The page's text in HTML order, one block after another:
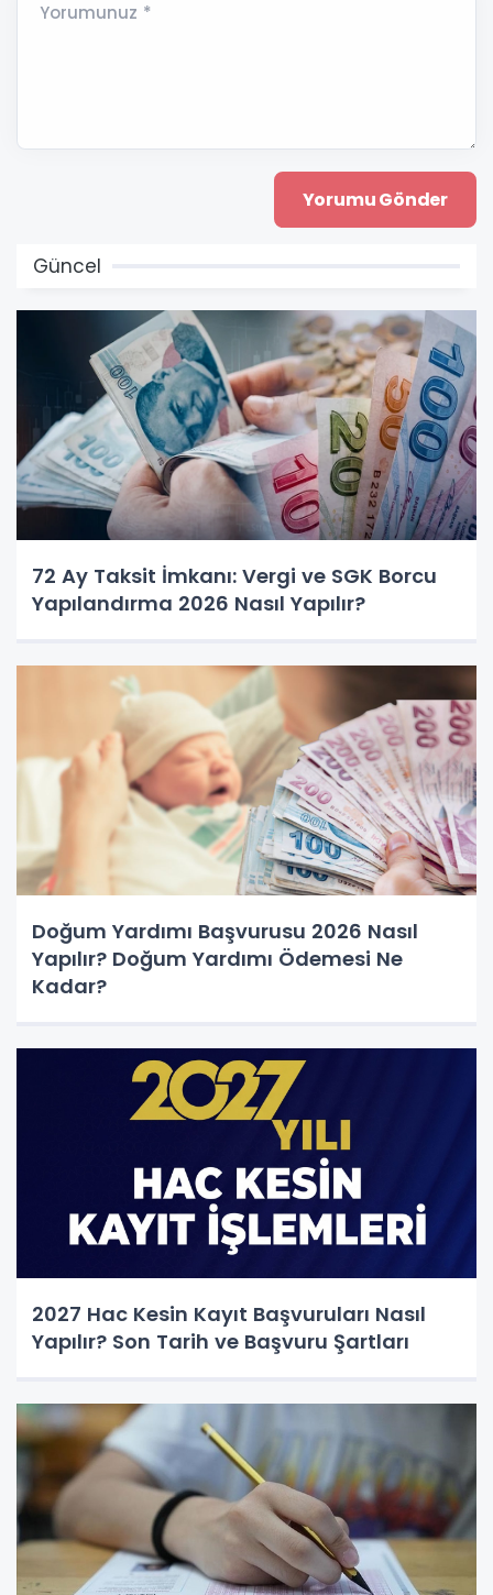
Yorumunuz *
Güncel
72 Ay Taksit İmkanı: Vergi ve SGK Borcu
Yapılandırma 2026 Nasıl Yapılır?
Doğum Yardımı Başvurusu 2026 Nasıl
Yapılır? Doğum Yardımı Ödemesi Ne
Kadar?
2027 Hac Kesin Kayıt Başvuruları Nasıl
Yapılır? Son Tarih ve Başvuru Şartları